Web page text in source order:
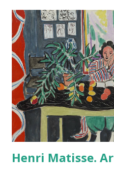
en que Fiorello Laguardia
Roosevelt) fue elegido alcalde
Tammany Hall estuvo ligado
que analiza Asbury. Incluso
Kelly, John Morrisey y
vínculos con las bandas. Los
la intimidación de los
las votaciones. En esos días
estaba formado por
Henri Matisse.